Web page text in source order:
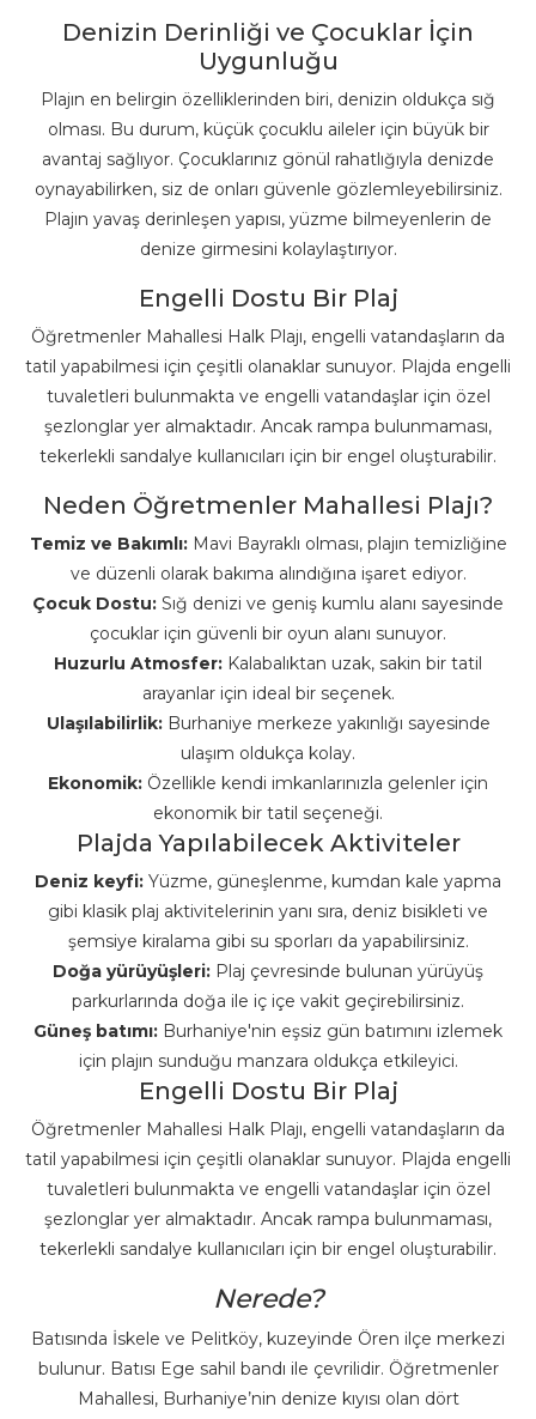
Denizin Derinliği ve Çocuklar İçin
Uygunluğu
Plajın en belirgin özelliklerinden biri, denizin oldukça sığ
olması. Bu durum, küçük çocuklu aileler için büyük bir
avantaj sağlıyor. Çocuklarınız gönül rahatlığıyla denizde
oynayabilirken, siz de onları güvenle gözlemleyebilirsiniz.
Plajın yavaş derinleşen yapısı, yüzme bilmeyenlerin de
denize girmesini kolaylaştırıyor.
Engelli Dostu Bir Plaj
Öğretmenler Mahallesi Halk Plajı, engelli vatandaşların da
tatil yapabilmesi için çeşitli olanaklar sunuyor. Plajda engelli
tuvaletleri bulunmakta ve engelli vatandaşlar için özel
şezlonglar yer almaktadır. Ancak rampa bulunmaması,
tekerlekli sandalye kullanıcıları için bir engel oluşturabilir.
Neden Öğretmenler Mahallesi Plajı?
Temiz ve Bakımlı:Mavi Bayraklı olması, plajın temizliğine
ve düzenli olarak bakıma alındığına işaret ediyor.
Çocuk Dostu: Sığ denizi ve geniş kumlu alanı sayesinde
çocuklar için güvenli bir oyun alanı sunuyor.
Huzurlu Atmosfer: Kalabalıktan uzak, sakin bir tatil
arayanlar için ideal bir seçenek.
Ulaşılabilirlik:Burhaniye merkeze yakınlığı sayesinde
ulaşım oldukça kolay.
Ekonomik: Özellikle kendi imkanlarınızla gelenler için
ekonomik bir tatil seçeneği.
Plajda Yapılabilecek Aktiviteler
Deniz keyfi: Yüzme, güneşlenme, kumdan kale yapma
gibi klasik plaj aktivitelerinin yanı sıra, deniz bisikleti ve
şemsiye kiralama gibi su sporları da yapabilirsiniz.
Doğa yürüyüşleri: Plaj çevresinde bulunan yürüyüş
parkurlarında doğa ile iç içe vakit geçirebilirsiniz.
Güneş batımı: Burhaniye'nin eşsiz gün batımını izlemek
için plajın sunduğu manzara oldukça etkileyici.
Engelli Dostu Bir Plaj
Öğretmenler Mahallesi Halk Plajı, engelli vatandaşların da
tatil yapabilmesi için çeşitli olanaklar sunuyor. Plajda engelli
tuvaletleri bulunmakta ve engelli vatandaşlar için özel
şezlonglar yer almaktadır. Ancak rampa bulunmaması,
tekerlekli sandalye kullanıcıları için bir engel oluşturabilir.
Nerede?
Batısında İskele ve Pelitköy, kuzeyinde Ören ilçe merkezi
bulunur. Batısı Ege sahil bandı ile çevrilidir. Öğretmenler
Mahallesi, Burhaniye’nin denize kıyısı olan dört